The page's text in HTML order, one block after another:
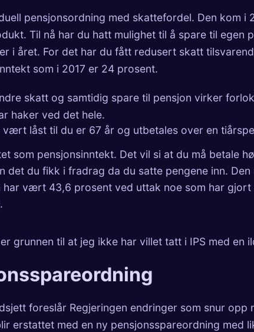
pensjonsordning med skattefordel. Den kom i
Til nå har du hatt mulighet til å spare til egen
i året. For det har du fått redusert skatt
som i 2017 er 24 prosent.
skatt og samtidig spare til pensjon virker
haker ved det hele.
vært låst til du er 67 år og utbetales over en
som pensjonsinntekt. Det vil si at du må betale
det du fikk i fradrag da du satte pengene inn. Den
har vært 43,6 prosent ved uttak noe som har gjort
grunnen til at jeg ikke har villet tatt i IPS med en
foreslår Regjeringen endringer som snur opp
erstattet med en ny pensjonsspareordning med